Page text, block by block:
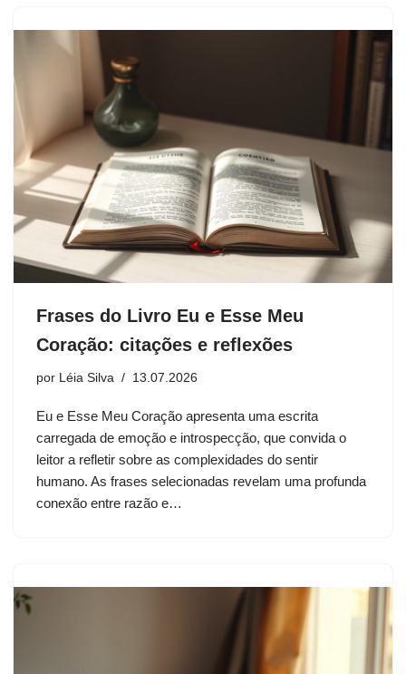
Frases do Livro Eu e Esse Meu
Coração: citações e reflexões
por Léia Silva 13.07.2026
Eu e Esse Meu Coração apresenta uma escrita
carregada de emoção e introspecção, que convida o
leitor a refletir sobre as complexidades do sentir
humano. As frases selecionadas revelam uma profunda
conexão entre razão e…